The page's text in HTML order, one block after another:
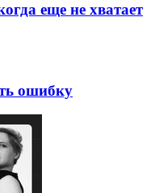
еще не хватает
ошибку